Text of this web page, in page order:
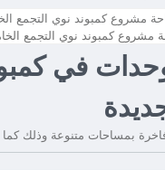
مشروع كمبوند نوي التجمع
في
بمساحات متنوعة وذلك كما